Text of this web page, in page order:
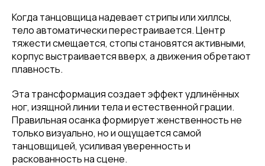
Когда танцовщица надевает стрипы или хиллсы,
тело автоматически перестраивается. Центр
тяжести смещается, стопы становятся активными,
корпус выстраивается вверх, а движения обретают
плавность.
Эта трансформация создает эффект удлинённых
ног, изящной линии тела и естественной грации.
Правильная осанка формирует женственность не
только визуально, но и ощущается самой
танцовщицей, усиливая уверенность и
раскованность на сцене.